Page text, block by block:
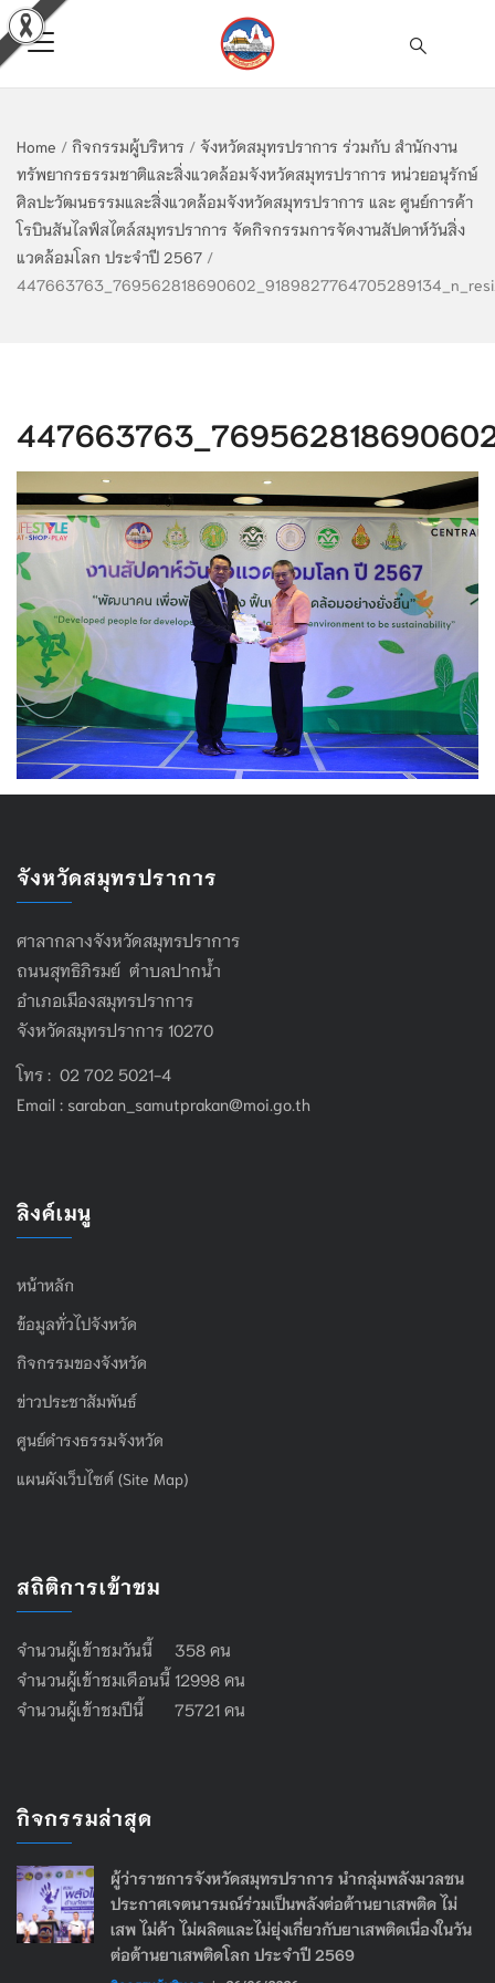
Home / กิจกรรมผู้บริหาร / จังหวัดสมุทรปราการ ร่วมกับ สำนักงาน
ทรัพยากรธรรมชาติและสิ่งแวดล้อมจังหวัดสมุทรปราการ หน่วยอนุรักษ์
ศิลปะวัฒนธรรมและสิ่งแวดล้อมจังหวัดสมุทรปราการ และ ศูนย์การค้า
โรบินสันไลฟ์สไตล์สมุทรปราการ จัดกิจกรรมการจัดงานสัปดาห์วันสิ่ง
แวดล้อมโลก ประจำปี 2567 /
จังหวัดสมุทรปราการ
ศาลากลางจังหวัดสมุทรปราการ
ถนนสุทธิภิรมย์ ตำบลปากน้ำ
อำเภอเมืองสมุทรปราการ
จังหวัดสมุทรปราการ 10270
โทร : 02 702 5021-4
Email : saraban_samutprakan@moi.go.th
ลิงค์เมนู
หน้าหลัก
ข้อมูลทั่วไปจังหวัด
กิจกรรมของจังหวัด
ข่าวประชาสัมพันธ์
ศูนย์ดำรงธรรมจังหวัด
แผนผังเว็บไซต์ (Site Map)
สถิติการเข้าชม
จำนวนผู้เข้าชมวันนี้ 358 คน
จำนวนผู้เข้าชมเดือนนี้ 12998 คน
จำนวนผู้เข้าชมปีนี้ 75721 คน
กิจกรรมล่าสุด
ผู้ว่าราชการจังหวัดสมุทรปราการ นำกลุ่มพลังมวลชน
ประกาศเจตนารมณ์ร่วมเป็นพลังต่อต้านยาเสพติด ไม่
เสพ ไม่ค้า ไม่ผลิตและไม่ยุ่งเกี่ยวกับยาเสพติดเนื่องในวัน
ต่อต้านยาเสพติดโลก ประจำปี 2569